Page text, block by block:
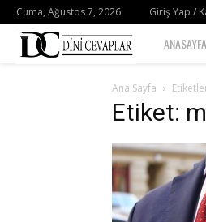
Cuma, Ağustos 7, 2026 Giriş Yap /
Dini
Cevaplar
ANASAYFA
Ana Sayfa
Etiket: